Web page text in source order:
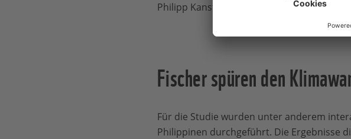
Philipp Kanstinger vom WWF.
Fischer spüren den
Für die Studie wurden unter anderem
Philippinen durchgeführt. Die Ergebnisse